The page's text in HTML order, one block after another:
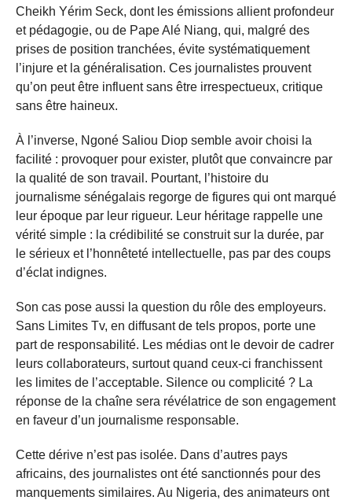
Cheikh Yérim Seck, dont les émissions allient profondeur
et pédagogie, ou de Pape Alé Niang, qui, malgré des
prises de position tranchées, évite systématiquement
l’injure et la généralisation. Ces journalistes prouvent
qu’on peut être influent sans être irrespectueux, critique
sans être haineux.
À l’inverse, Ngoné Saliou Diop semble avoir choisi la
facilité : provoquer pour exister, plutôt que convaincre par
la qualité de son travail. Pourtant, l’histoire du
journalisme sénégalais regorge de figures qui ont marqué
leur époque par leur rigueur. Leur héritage rappelle une
vérité simple : la crédibilité se construit sur la durée, par
le sérieux et l’honnêteté intellectuelle, pas par des coups
d’éclat indignes.
Son cas pose aussi la question du rôle des employeurs.
Sans Limites Tv, en diffusant de tels propos, porte une
part de responsabilité. Les médias ont le devoir de cadrer
leurs collaborateurs, surtout quand ceux-ci franchissent
les limites de l’acceptable. Silence ou complicité ? La
réponse de la chaîne sera révélatrice de son engagement
en faveur d’un journalisme responsable.
Cette dérive n’est pas isolée. Dans d’autres pays
africains, des journalistes ont été sanctionnés pour des
manquements similaires. Au Nigeria, des animateurs ont